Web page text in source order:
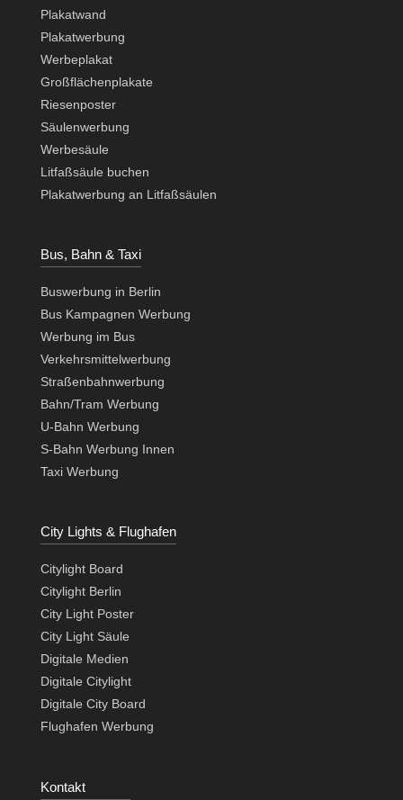
Plakatwand
Plakatwerbung
Werbeplakat
Großflächenplakate
Riesenposter
Säulenwerbung
Werbesäule
Litfaßsäule buchen
Plakatwerbung an Litfaßsäulen
Bus, Bahn & Taxi
Buswerbung in Berlin
Bus Kampagnen Werbung
Werbung im Bus
Verkehrsmittelwerbung
Straßenbahnwerbung
Bahn/Tram Werbung
U-Bahn Werbung
S-Bahn Werbung Innen
Taxi Werbung
City Lights & Flughafen
Citylight Board
Citylight Berlin
City Light Poster
City Light Säule
Digitale Medien
Digitale Citylight
Digitale City Board
Flughafen Werbung
Kontakt